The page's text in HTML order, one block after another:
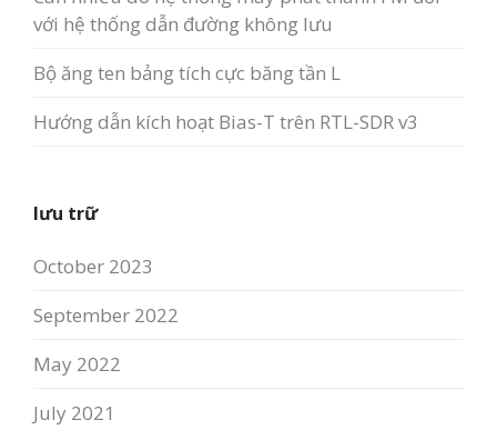
với hệ thống dẫn đường không lưu
Bộ ăng ten bảng tích cực băng tần L
Hướng dẫn kích hoạt Bias-T trên RTL-SDR v3
lưu trữ
October 2023
September 2022
May 2022
July 2021